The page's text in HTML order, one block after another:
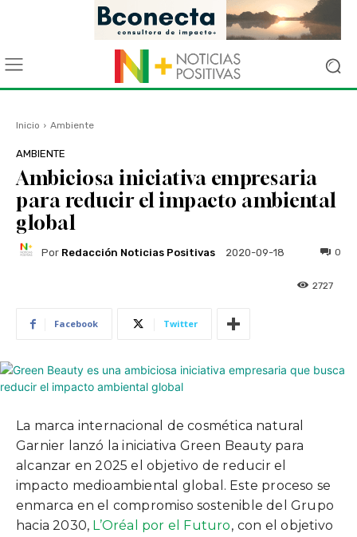
Inicio Ambiente
AMBIENTE
Ambiciosa iniciativa empresaria
para reducir el impacto ambiental
global
Por Redacción Noticias Positivas 2020-09-18 0
2727
Facebook Twitter
La marca internacional de cosmética natural
Garnier lanzó la iniciativa Green Beauty para
alcanzar en 2025 el objetivo de reducir el
impacto medioambiental global. Este proceso se
enmarca en el compromiso sostenible del Grupo
hacia 2030, L’Oréal por el Futuro, con el objetivo